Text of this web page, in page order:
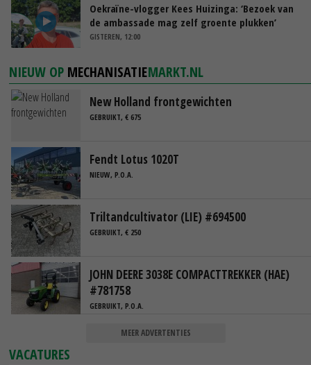
Oekraïne-vlogger Kees Huizinga: ‘Bezoek van
de ambassade mag zelf groente plukken’
GISTEREN, 12:00
NIEUW OP MECHANISATIEMARKT.NL
New Holland frontgewichten
GEBRUIKT, € 675
Fendt Lotus 1020T
NIEUW, P.O.A.
Triltandcultivator (LIE) #694500
GEBRUIKT, € 250
JOHN DEERE 3038E COMPACTTREKKER (HAE)
#781758
GEBRUIKT, P.O.A.
MEER ADVERTENTIES
VACATURES